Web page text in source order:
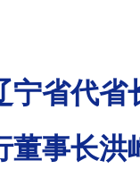
省代省
事长洪